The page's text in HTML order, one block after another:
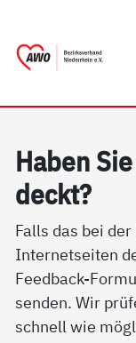
Ha­ben
deckt?
Falls das bei
Internetseiten
Feedback-
senden. Wir
schnell wie